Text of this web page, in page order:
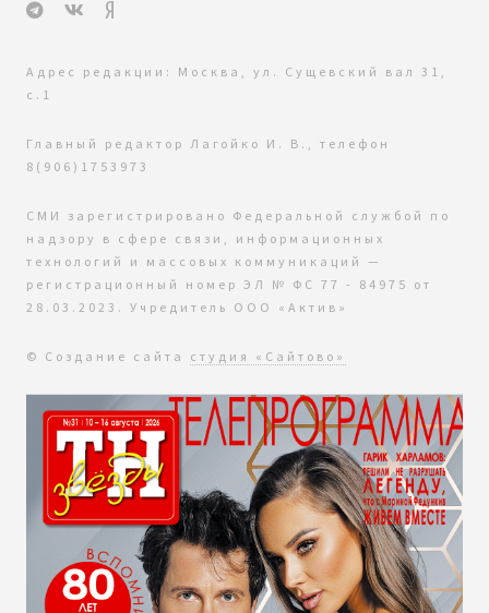
Адрес редакции: Москва, ул. Сущевский вал 31,
с.1
Главный редактор Лагойко И. В., телефон
8(906)1753973
СМИ зарегистрировано Федеральной службой по
надзору в сфере связи, информационных
технологий и массовых коммуникаций —
регистрационный номер ЭЛ № ФС 77 - 84975 от
28.03.2023. Учредитель ООО «Актив»
© Создание сайта студия «Сайтово»